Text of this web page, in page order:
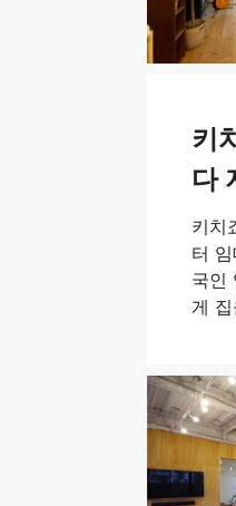
키
다
키치
터
국인
게